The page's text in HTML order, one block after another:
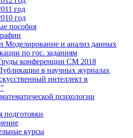
год
год
пособия
Моделирование и анализ данных
по гос. заданиям
конференции CM 2018
в научных журналах
интеллект в
психологии
подготовки
курсы